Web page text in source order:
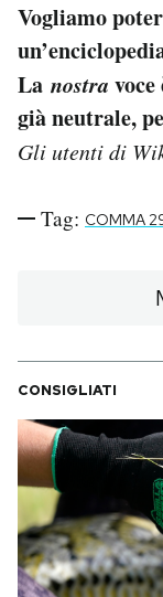
Vogliamo
La nostra
già neutrale,
Gli utenti di
Tag: COMMA
CONSIGLIATI